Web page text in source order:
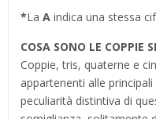
*La A indica una stessa
COSA SONO LE COPPIE
Coppie, tris, quaterne e
appartenenti alle
peculiarità distintiva di